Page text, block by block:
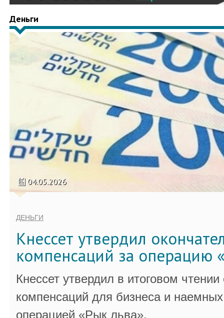
Деньги
04.05.2026
ДЕНЬГИ
Кнессет утвердил
компенсаций за операцию
Кнессет утвердил в итоговом
компенсаций для бизнеса и
операцией «Рык льва».